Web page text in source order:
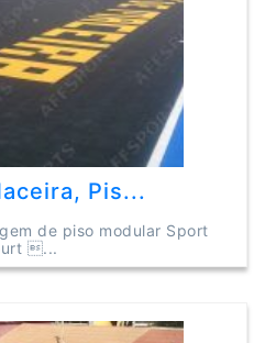
Pis...
de piso modular Sport
...